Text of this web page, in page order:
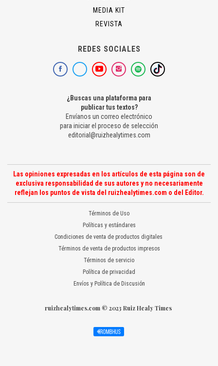
MEDIA KIT
REVISTA
REDES SOCIALES
¿Buscas una plataforma para
publicar tus textos?
Envíanos un correo electrónico
para iniciar el proceso de selección
editorial@ruizhealytimes.com
Las opiniones expresadas en los artículos de esta página son de
exclusiva responsabilidad de sus autores y no necesariamente
reflejan los puntos de vista del ruizhealytimes.com o del Editor.
Términos de Uso
Políticas y estándares
Condiciones de venta de productos digitales
Términos de venta de productos impresos
Términos de servicio
Política de privacidad
Envíos y Política de Discusión
ruizhealytimes.com © 2023 Ruiz Healy Times